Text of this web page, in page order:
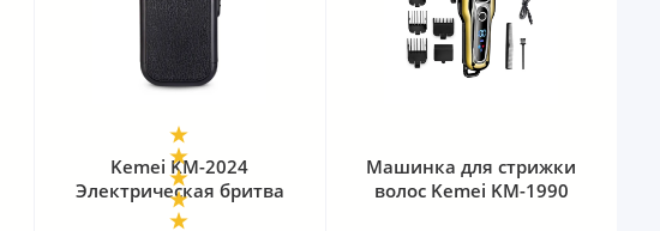
Kemei KM-2024
Электрическая бритва
Машинка для стрижки
волос Kemei KM-1990